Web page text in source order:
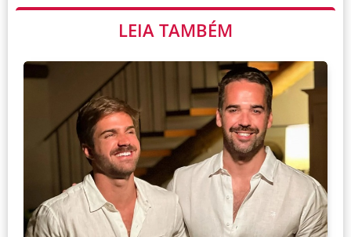
LEIA TAMBÉM